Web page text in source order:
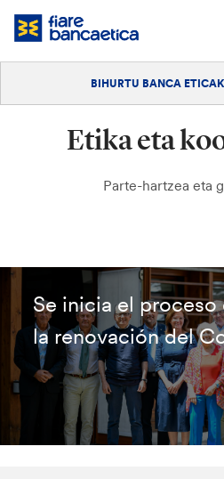
Pasatu
edukia
Bihurtu bezero
BIHURTU BANCA
Etika eta
Parte-hartzea eta
Se inicia el
la renovación del